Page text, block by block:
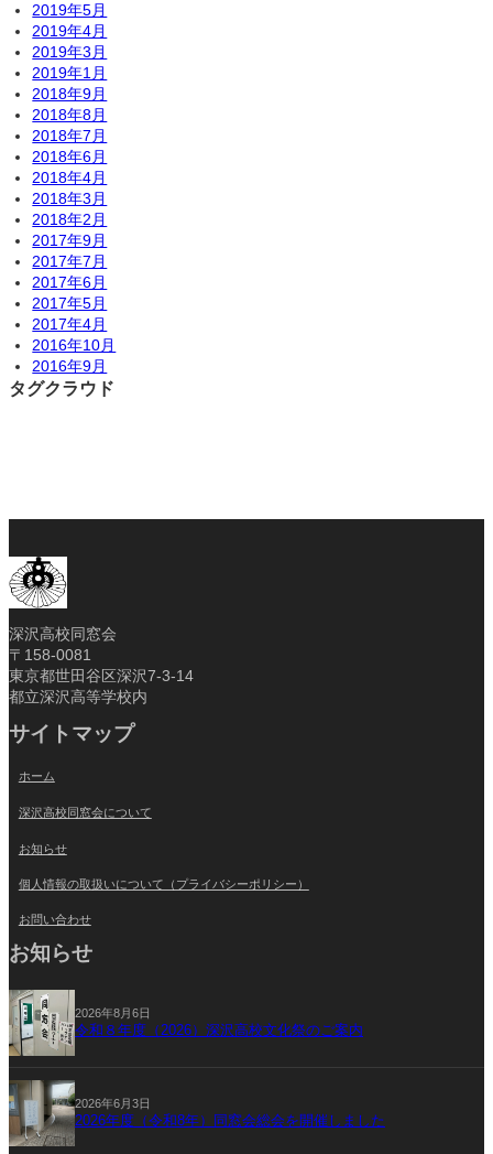
2019年5月
2019年4月
2019年3月
2019年1月
2018年9月
2018年8月
2018年7月
2018年6月
2018年4月
2018年3月
2018年2月
2017年9月
2017年7月
2017年6月
2017年5月
2017年4月
2016年10月
2016年9月
タグクラウド
深沢高校同窓会
〒158-0081
東京都世田谷区深沢7-3-14
都立深沢高等学校内
サイトマップ
ホーム
深沢高校同窓会について
お知らせ
個人情報の取扱いについて（プライバシーポリシー）
お問い合わせ
お知らせ
2026年8月6日
令和８年度（2026）深沢高校文化祭のご案内
2026年6月3日
2026年度（令和8年）同窓会総会を開催しました